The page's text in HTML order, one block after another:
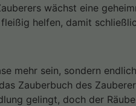
wächst eine
helfen, damit
mehr sein, sondern
Zauberbuch des
gelingt, doch der